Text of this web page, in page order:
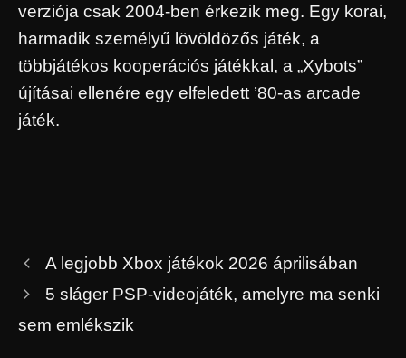
verziója csak 2004-ben érkezik meg. Egy korai,
harmadik személyű lövöldözős játék, a
többjátékos kooperációs játékkal, a „Xybots”
újításai ellenére egy elfeledett ’80-as arcade
játék.
A legjobb Xbox játékok 2026 áprilisában
5 sláger PSP-videojáték, amelyre ma senki
sem emlékszik